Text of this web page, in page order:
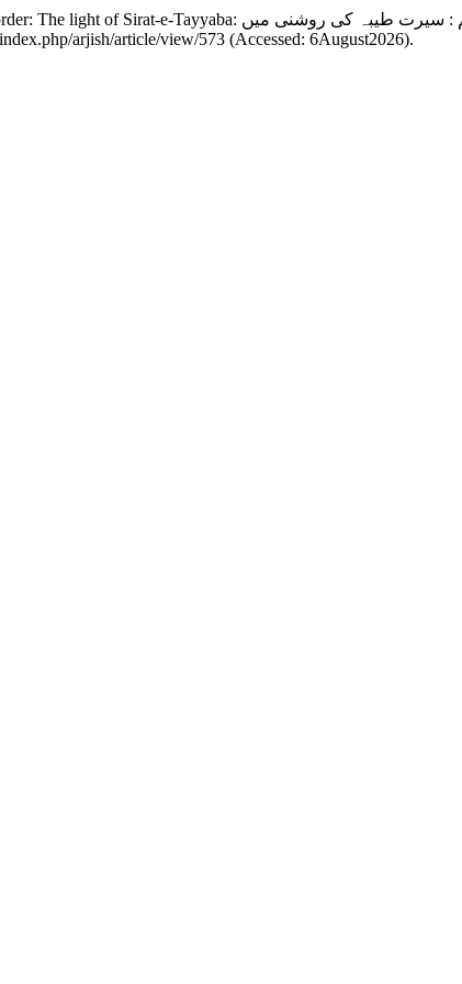
arjish/article/view/573 (Accessed: 6August2026).